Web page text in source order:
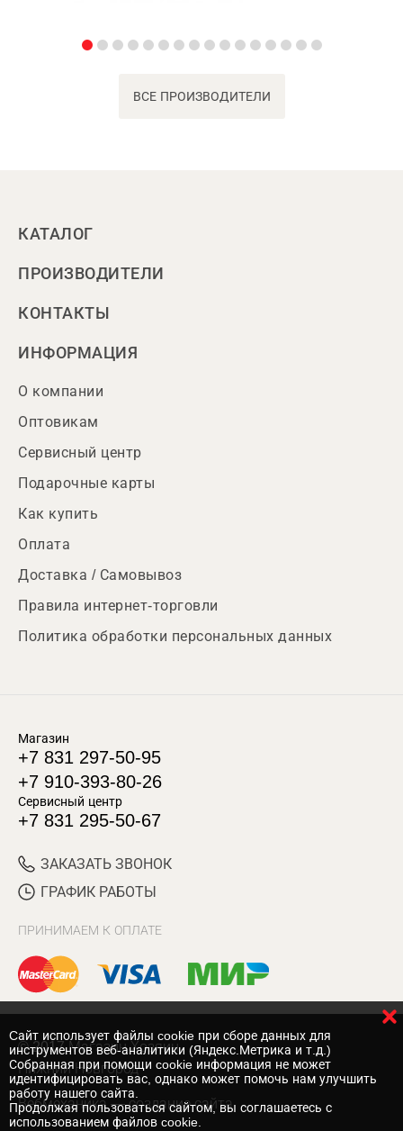
ВСЕ ПРОИЗВОДИТЕЛИ
КАТАЛОГ
ПРОИЗВОДИТЕЛИ
КОНТАКТЫ
ИНФОРМАЦИЯ
О компании
Оптовикам
Сервисный центр
Подарочные карты
Как купить
Оплата
Доставка / Самовывоз
Правила интернет-торговли
Политика обработки персональных данных
Магазин
+7 831 297-50-95
+7 910-393-80-26
Сервисный центр
+7 831 295-50-67
ЗАКАЗАТЬ ЗВОНОК
ГРАФИК РАБОТЫ
ПРИНИМАЕМ К ОПЛАТЕ
© 2017 Магазин Хозяин
Нижний Новгород
Вебмеханика — создание сайта
Cайт использует файлы cookie при сборе данных для
инструментов веб-аналитики (Яндекс.Метрика и т.д.)
Собранная при помощи cookie информация не может
идентифицировать вас, однако может помочь нам улучшить
работу нашего сайта.
Продолжая пользоваться сайтом, вы соглашаетесь с
использованием файлов cookie.